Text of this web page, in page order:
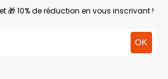
🎁 10% de réduction en vous inscrivant !